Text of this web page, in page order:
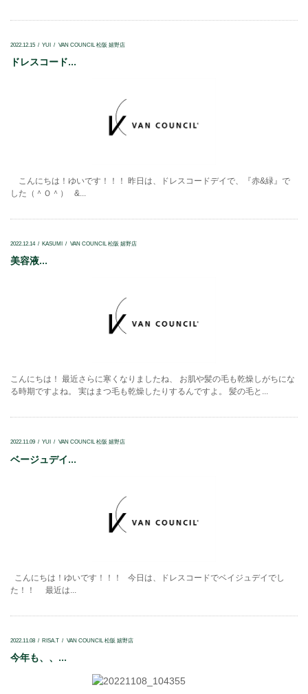
2022.12.15 YUI VAN COUNCIL 松阪 嬉野店
ドレスコード...
こんにちは！ゆいです！！！ 昨日は、ドレスコードデイで、『赤&緑』で
した（＾Ｏ＾） &...
2022.12.14 KASUMI VAN COUNCIL 松阪 嬉野店
美容液...
こんにちは！ 最近さらに寒くなりましたね、 お肌や髪の毛も乾燥しがちにな
る時期ですよね。 実はまつ毛も乾燥したりするんですよ。 髪の毛と...
2022.11.09 YUI VAN COUNCIL 松阪 嬉野店
ベージュデイ...
こんにちは！ゆいです！！！ 今日は、ドレスコードでベイジュデイでし
た！！ 最近は...
2022.11.08 RISA.T VAN COUNCIL 松阪 嬉野店
今年も、、...